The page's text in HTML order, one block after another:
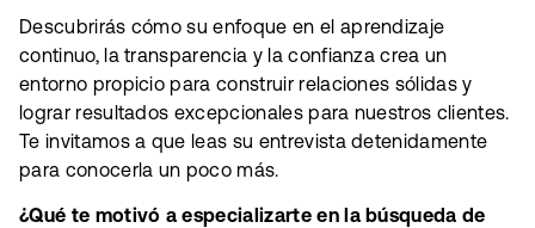
Descubrirás cómo su enfoque en el aprendizaje
continuo, la transparencia y la confianza crea un
entorno propicio para construir relaciones sólidas y
lograr resultados excepcionales para nuestros clientes.
Te invitamos a que leas su entrevista detenidamente
para conocerla un poco más.
¿Qué te motivó a especializarte en la búsqueda de